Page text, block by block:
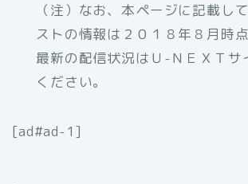
（注）なお、本ページに記載し
ストの情報は２０１８年８月時
最新の配信状況はＵ-ＮＥＸＴサ
ください。
[ad#ad-1]